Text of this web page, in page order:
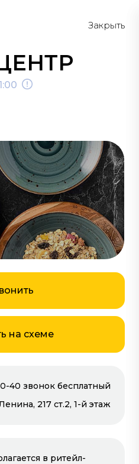
Схема
#ателье
#текстиль
#интерьер
Закрыть
на схеме
40 звонок бесплатный
217 ст.2, 1-й этаж
в ритейл-